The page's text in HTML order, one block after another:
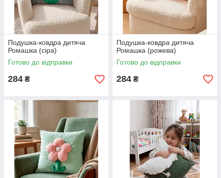
Подушка-ковдра дитяча
Ромашка (сіра)
Готово до відправки
284 ₴
Подушка-ковдра дитяча
Ромашка (рожева)
Готово до відправки
284 ₴